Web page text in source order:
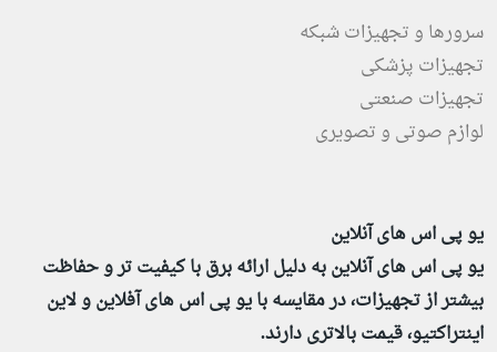
سرورها و تجهیزات شبکه
تجهیزات پزشکی
تجهیزات صنعتی
لوازم صوتی و تصویری
یو پی اس های آنلاین
یو پی اس های آنلاین به دلیل ارائه برق با کیفیت تر و حفاظت
بیشتر از تجهیزات، در مقایسه با یو پی اس های آفلاین و لاین
اینتراکتیو، قیمت بالاتری دارند.